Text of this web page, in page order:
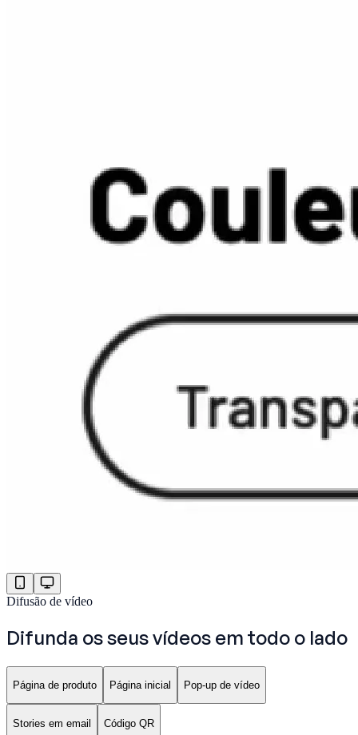
Difusão de vídeo
Difunda os seus vídeos em todo o lado
Página de produto Página inicial Pop-up de vídeo
Stories em email Código QR